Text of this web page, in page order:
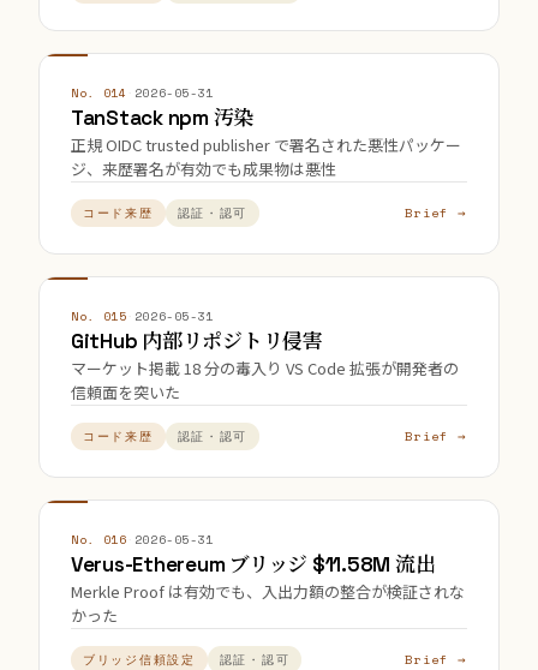
No. 014 2026-05-31
TanStack npm 汚染
正規 OIDC trusted publisher で署名された悪性パッケー
ジ、来歴署名が有効でも成果物は悪性
コード来歴 認証・認可 Brief →
No. 015 2026-05-31
GitHub 内部リポジトリ侵害
マーケット掲載 18 分の毒入り VS Code 拡張が開発者の
信頼面を突いた
コード来歴 認証・認可 Brief →
No. 016 2026-05-31
Verus-Ethereum ブリッジ $11.58M 流出
Merkle Proof は有効でも、入出力額の整合が検証されな
かった
ブリッジ信頼設定 認証・認可 Brief →